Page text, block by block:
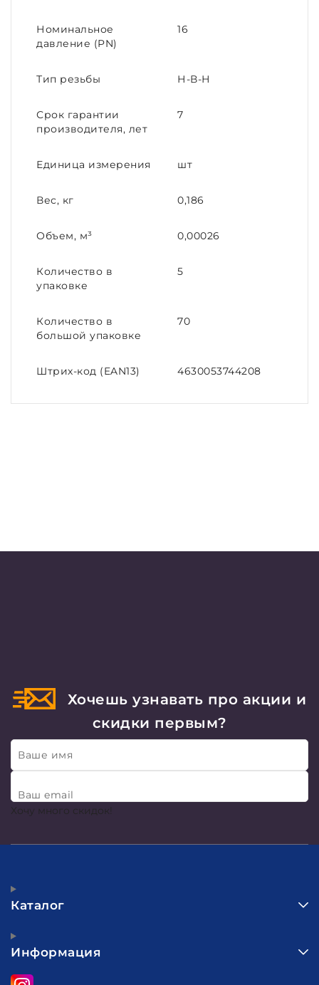
Номинальное
давление (PN)
16
Тип резьбы Н-В-Н
Срок гарантии
производителя, лет
7
Единица измерения шт
Вес, кг 0,186
Объем, м³ 0,00026
Количество в
упаковке
5
Количество в
большой упаковке
70
Штрих-код (EAN13) 4630053744208
Хочешь узнавать про акции и
скидки первым?
Ваше имя
Ваш email
Хочу много скидок!
Каталог
Информация